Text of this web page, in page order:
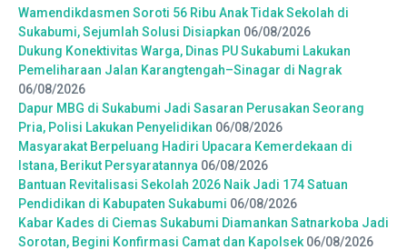
Wamendikdasmen Soroti 56 Ribu Anak Tidak Sekolah di
Sukabumi, Sejumlah Solusi Disiapkan 06/08/2026
Dukung Konektivitas Warga, Dinas PU Sukabumi Lakukan
Pemeliharaan Jalan Karangtengah–Sinagar di Nagrak
06/08/2026
Dapur MBG di Sukabumi Jadi Sasaran Perusakan Seorang
Pria, Polisi Lakukan Penyelidikan 06/08/2026
Masyarakat Berpeluang Hadiri Upacara Kemerdekaan di
Istana, Berikut Persyaratannya 06/08/2026
Bantuan Revitalisasi Sekolah 2026 Naik Jadi 174 Satuan
Pendidikan di Kabupaten Sukabumi 06/08/2026
Kabar Kades di Ciemas Sukabumi Diamankan Satnarkoba Jadi
Sorotan, Begini Konfirmasi Camat dan Kapolsek 06/08/2026